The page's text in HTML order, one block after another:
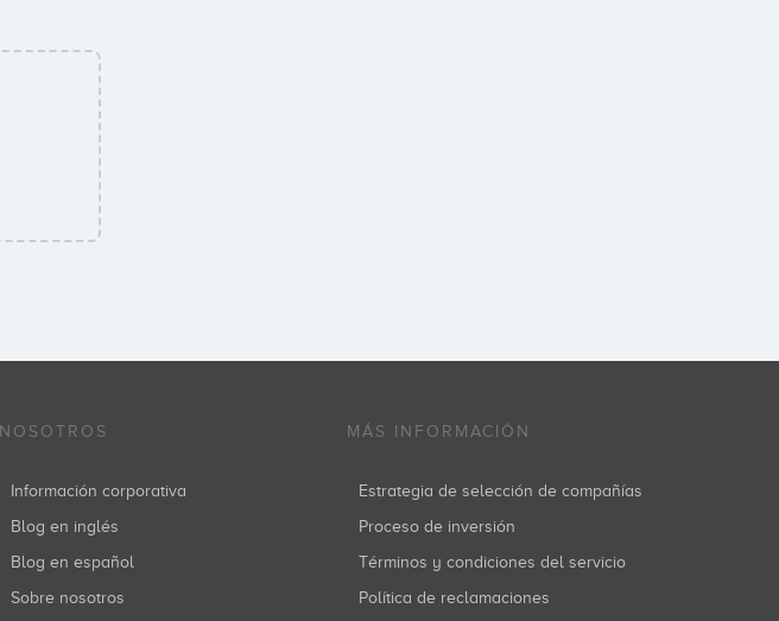
NOSOTROS
Información corporativa
Blog en inglés
Blog en español
Sobre nosotros
MÁS INFORMACIÓN
Estrategia de selección de compañías
Proceso de inversión
Términos y condiciones del servicio
Política de reclamaciones